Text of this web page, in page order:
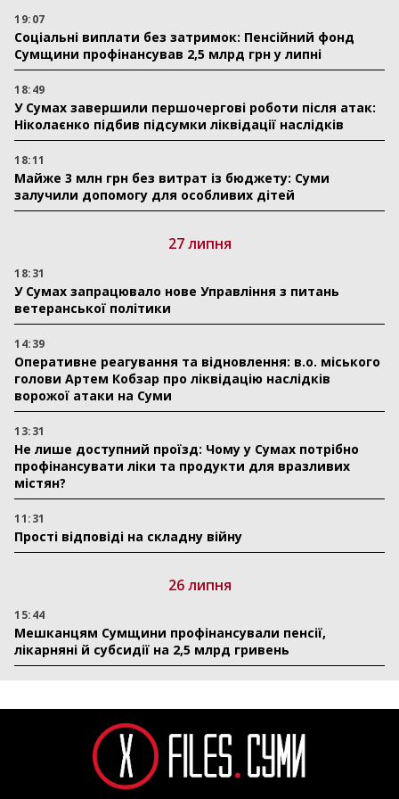
19:07
Соціальні виплати без затримок: Пенсійний фонд
Сумщини профінансував 2,5 млрд грн у липні
18:49
У Сумах завершили першочергові роботи після атак:
Ніколаєнко підбив підсумки ліквідації наслідків
18:11
Майже 3 млн грн без витрат із бюджету: Суми
залучили допомогу для особливих дітей
27 липня
18:31
У Сумах запрацювало нове Управління з питань
ветеранської політики
14:39
Оперативне реагування та відновлення: в.о. міського
голови Артем Кобзар про ліквідацію наслідків
ворожої атаки на Суми
13:31
Не лише доступний проїзд: Чому у Сумах потрібно
профінансувати ліки та продукти для вразливих
містян?
11:31
Прості відповіді на складну війну
26 липня
15:44
Мешканцям Сумщини профінансували пенсії,
лікарняні й субсидії на 2,5 млрд гривень